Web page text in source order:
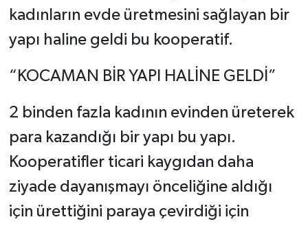
kadınların evde üretmesini sağlayan bir
yapı haline geldi bu kooperatif.
“KOCAMAN BİR YAPI HALİNE GELDİ”
2 binden fazla kadının evinden üreterek
para kazandığı bir yapı bu yapı.
Kooperatifler ticari kaygıdan daha
ziyade dayanışmayı önceliğine aldığı
için ürettiğini paraya çevirdiği için